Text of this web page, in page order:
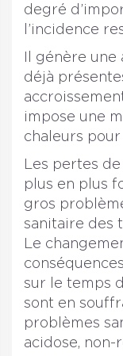
degré
l’incidence
Il génère
déjà
impose une
chaleurs
Les pertes
plus en plus
gros
sanitaire des
Le
sur le temps
sont en
problèmes
acidose, non-